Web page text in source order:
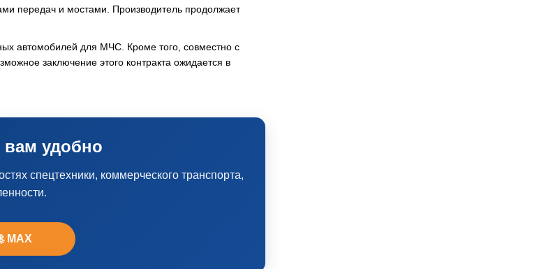
передач и мостами. Производитель продолжает
автомобилей для МЧС. Кроме того, совместно с
заключение этого контракта ожидается в
вам удобно
спецтехники, коммерческого транспорта,
MAX